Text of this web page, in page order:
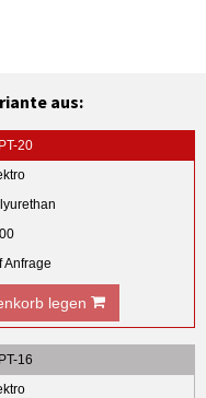
aus:
20
Anfrage
legen
16